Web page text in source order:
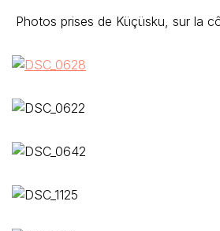
Photos prises de Küçüsku, sur la